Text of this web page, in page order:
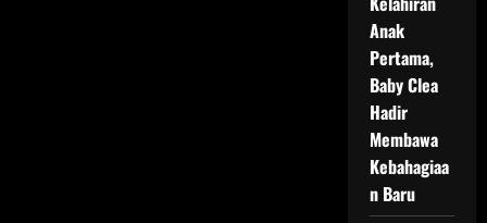
Anak
Pertama,
Baby Clea
Hadir
Membawa
Kebahagiaa
n Baru